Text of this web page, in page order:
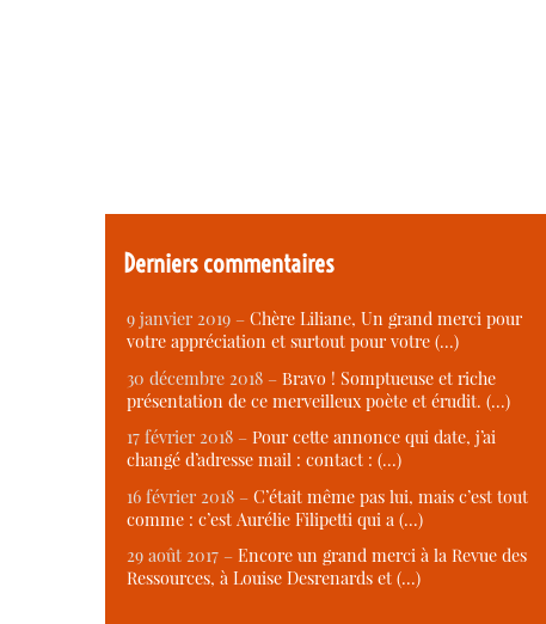
Derniers commentaires
9 janvier 2019 – Chère Liliane, Un grand merci pour
votre appréciation et surtout pour votre (…)
30 décembre 2018 – Bravo ! Somptueuse et riche
présentation de ce merveilleux poète et érudit. (…)
17 février 2018 – Pour cette annonce qui date, j’ai
changé d’adresse mail : contact : (…)
16 février 2018 – C’était même pas lui, mais c’est tout
comme : c’est Aurélie Filipetti qui a (…)
29 août 2017 – Encore un grand merci à la Revue des
Ressources, à Louise Desrenards et (…)